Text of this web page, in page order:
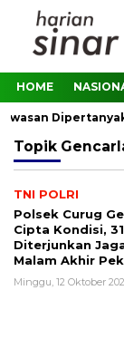
HOME
Topik
TNI POLRI
Polsek Curug
Cipta Kondisi,
Diterjunkan
Malam Akhir
Minggu, 12 Oktober